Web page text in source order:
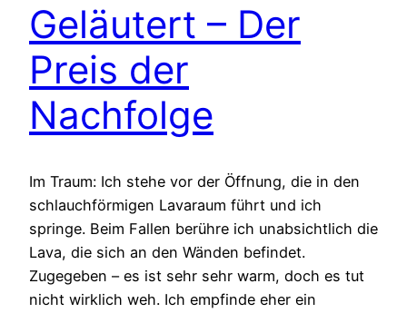
Geläutert – Der
Preis der
Nachfolge
Im Traum: Ich stehe vor der Öffnung, die in den
schlauchförmigen Lavaraum führt und ich
springe. Beim Fallen berühre ich unabsichtlich die
Lava, die sich an den Wänden befindet.
Zugegeben – es ist sehr sehr warm, doch es tut
nicht wirklich weh. Ich empfinde eher ein